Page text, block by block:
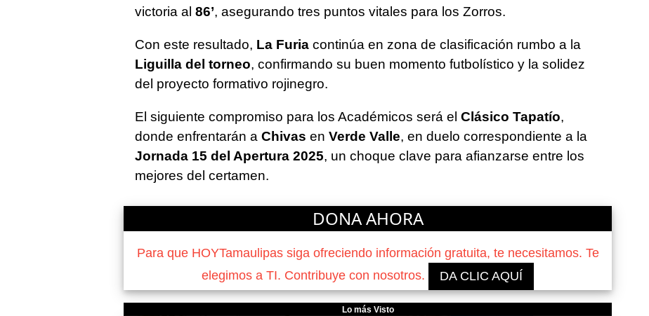
victoria al 86’, asegurando tres puntos vitales para los Zorros.
Con este resultado, La Furia continúa en zona de clasificación rumbo a la
Liguilla del torneo, confirmando su buen momento futbolístico y la solidez
del proyecto formativo rojinegro.
El siguiente compromiso para los Académicos será el Clásico Tapatío,
donde enfrentarán a Chivas en Verde Valle, en duelo correspondiente a la
Jornada 15 del Apertura 2025, un choque clave para afianzarse entre los
mejores del certamen.
DONA AHORA
Para que HOYTamaulipas siga ofreciendo información gratuita, te necesitamos. Te
elegimos a TI. Contribuye con nosotros.
DA CLIC AQUÍ
Lo más Visto